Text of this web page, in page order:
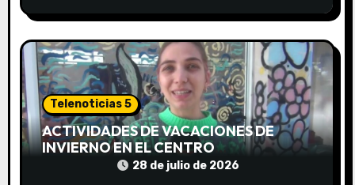
a
s
Telenoticias 5
ACTIVIDADES DE VACACIONES DE
INVIERNO EN EL CENTRO
COMUNITARIO EL TALA
28 de julio de 2026